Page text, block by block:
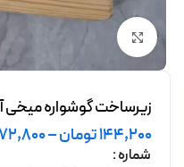
برای بزرگنمایی کلیک کنید
زیرساخت گوشواره میخی
144,200تومان–
شماره